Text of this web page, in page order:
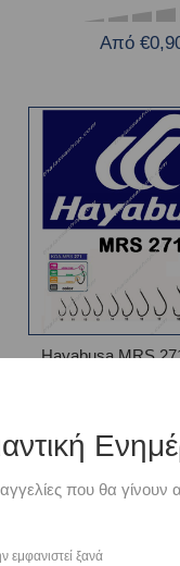
Από
Hayabusa MRS
Από €1,70
που θα γίνουν
εμφανιστεί ξανά